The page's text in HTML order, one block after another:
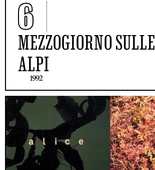
6
MEZZOGIORNO SULLE
ALPI
1992